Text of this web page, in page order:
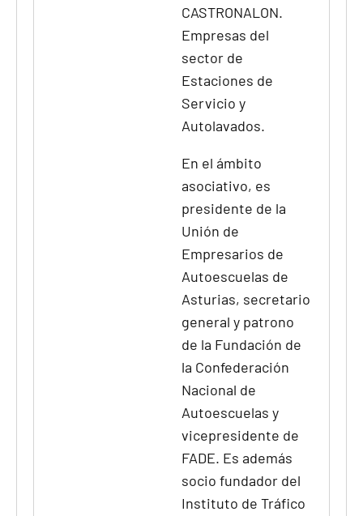
CASTRONALON.
Empresas del
sector de
Estaciones de
Servicio y
Autolavados.
En el ámbito
asociativo, es
presidente de la
Unión de
Empresarios de
Autoescuelas de
Asturias, secretario
general y patrono
de la Fundación de
la Confederación
Nacional de
Autoescuelas y
vicepresidente de
FADE. Es además
socio fundador del
Instituto de Tráfico